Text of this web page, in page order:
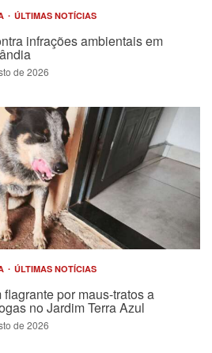
ÚLTIMAS NOTÍCIAS
infrações ambientais em
de 2026
ÚLTIMAS NOTÍCIAS
por maus-tratos a
no Jardim Terra Azul
de 2026